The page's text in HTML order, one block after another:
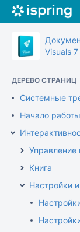
Перейти
содержимому
Visuals 7
ДЕРЕВО СТРАНИЦ
Системные
Начало работы
Управление
Книга
Настройки